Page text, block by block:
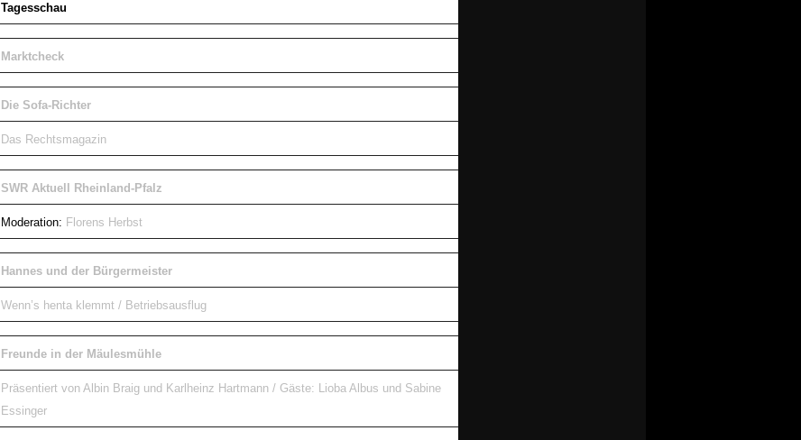
Tagesschau
Marktcheck
Die Sofa-Richter
Das Rechtsmagazin
SWR Aktuell Rheinland-Pfalz
Moderation: Florens Herbst
Hannes und der Bürgermeister
Wenn’s henta klemmt / Betriebsausflug
Freunde in der Mäulesmühle
Präsentiert von Albin Braig und Karlheinz Hartmann / Gäste: Lioba Albus und Sabine
Essinger